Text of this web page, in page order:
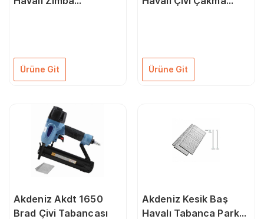
Ürüne Git Ürüne Git
Akdeniz Akdt 1650
Brad Çivi Tabancası
Akdeniz Kesik Baş
Havalı Tabanca Parke